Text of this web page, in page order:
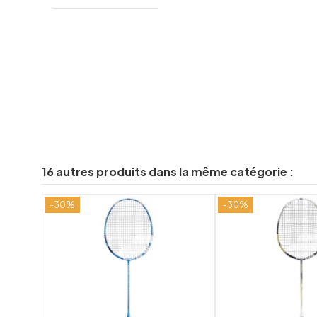
16 autres produits dans la même catégorie :
-30% -30%